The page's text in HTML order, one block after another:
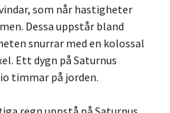
som når hastigheter
Dessa uppstår bland
snurrar med en kolossal
Ett dygn på Saturnus
timmar på jorden.